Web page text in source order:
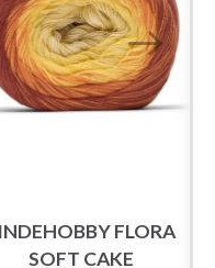
FLORA
SOFT CAKE